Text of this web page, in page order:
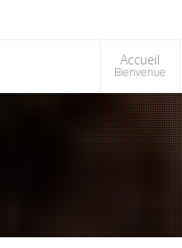
Accueil
Bienvenue